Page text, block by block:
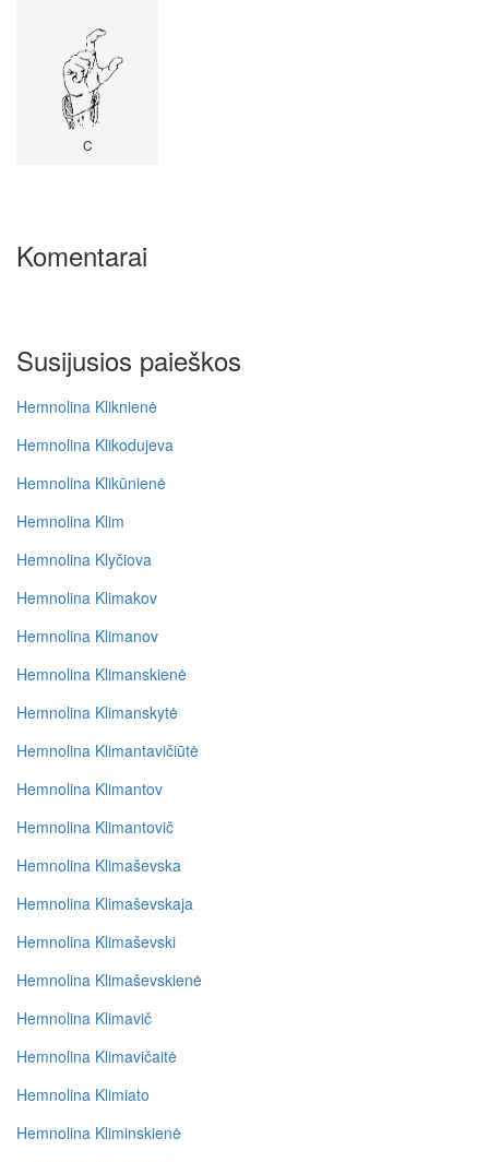
C
Komentarai
Susijusios paieškos
Hemnolina Kliknienė
Hemnolina Klikodujeva
Hemnolina Klikūnienė
Hemnolina Klim
Hemnolina Klyčiova
Hemnolina Klimakov
Hemnolina Klimanov
Hemnolina Klimanskienė
Hemnolina Klimanskytė
Hemnolina Klimantavičiūtė
Hemnolina Klimantov
Hemnolina Klimantovič
Hemnolina Klimaševska
Hemnolina Klimaševskaja
Hemnolina Klimaševski
Hemnolina Klimaševskienė
Hemnolina Klimavič
Hemnolina Klimavičaitė
Hemnolina Klimiato
Hemnolina Kliminskienė